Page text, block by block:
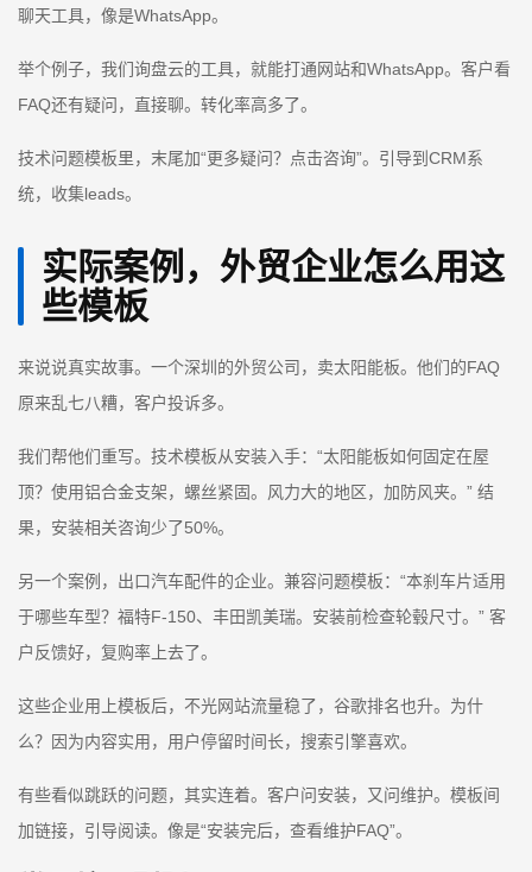
聊天工具，像是WhatsApp。
举个例子，我们询盘云的工具，就能打通网站和WhatsApp。客户看
FAQ还有疑问，直接聊。转化率高多了。
技术问题模板里，末尾加“更多疑问？点击咨询”。引导到CRM系
统，收集leads。
实际案例，外贸企业怎么用这
些模板
来说说真实故事。一个深圳的外贸公司，卖太阳能板。他们的FAQ
原来乱七八糟，客户投诉多。
我们帮他们重写。技术模板从安装入手：“太阳能板如何固定在屋
顶？使用铝合金支架，螺丝紧固。风力大的地区，加防风夹。” 结
果，安装相关咨询少了50%。
另一个案例，出口汽车配件的企业。兼容问题模板：“本刹车片适用
于哪些车型？福特F-150、丰田凯美瑞。安装前检查轮毂尺寸。” 客
户反馈好，复购率上去了。
这些企业用上模板后，不光网站流量稳了，谷歌排名也升。为什
么？因为内容实用，用户停留时间长，搜索引擎喜欢。
有些看似跳跃的问题，其实连着。客户问安装，又问维护。模板间
加链接，引导阅读。像是“安装完后，查看维护FAQ”。